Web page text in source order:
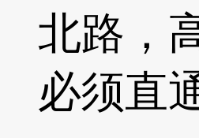
北路，
必须直